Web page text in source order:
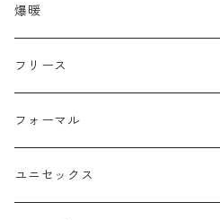
ラクーン フェレット フォックス
モヘア
モチッとニット
ツイード
爆暖
フリース
フォーマル
ユニセックス